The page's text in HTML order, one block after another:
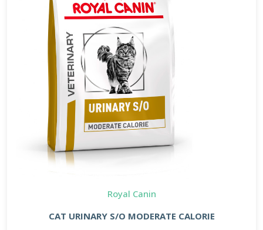
Royal Canin
CAT URINARY S/O MODERATE CALORIE